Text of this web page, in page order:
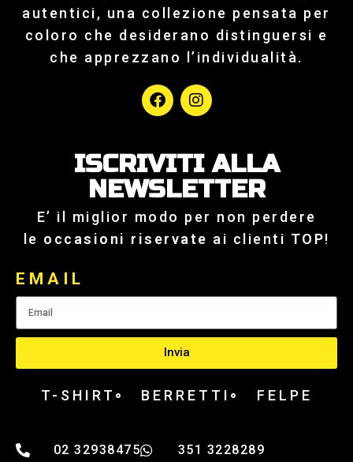
autentici, una collezione pensata per
coloro che desiderano distinguersi e
che apprezzano l’individualità.
ISCRIVITI ALLA
NEWSLETTER
E’ il miglior modo per non perdere
le occasioni riservate ai clienti TOP!
EMAIL
Invia
T-SHIRT BERRETTI FELPE
02 32938475
351 3228289